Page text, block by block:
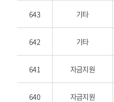
643 기타
642 기타
641 자금지원
640 자금지원